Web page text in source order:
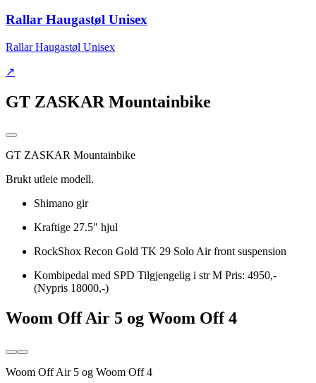
Rallar Haugastøl Unisex
Rallar Haugastøl Unisex
↗
GT ZASKAR Mountainbike
GT ZASKAR Mountainbike
Brukt utleie modell.
Shimano gir
Kraftige 27.5" hjul
RockShox Recon Gold TK 29 Solo Air front suspension
Kombipedal med SPD Tilgjengelig i str M Pris: 4950,-
(Nypris 18000,-)
Woom Off Air 5 og Woom Off 4
Woom Off Air 5 og Woom Off 4